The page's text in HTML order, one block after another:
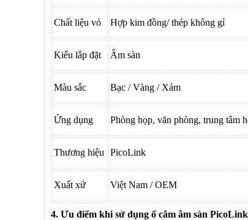
Chất liệu vỏ Hợp kim đồng/ thép không gỉ
Kiểu lắp đặt Âm sàn
Màu sắc Bạc / Vàng / Xám
Ứng dụng Phòng họp, văn phòng, trung tâm
Thương hiệu PicoLink
Xuất xứ Việt Nam / OEM
4. Ưu điểm khi sử dụng ổ cắm âm sàn